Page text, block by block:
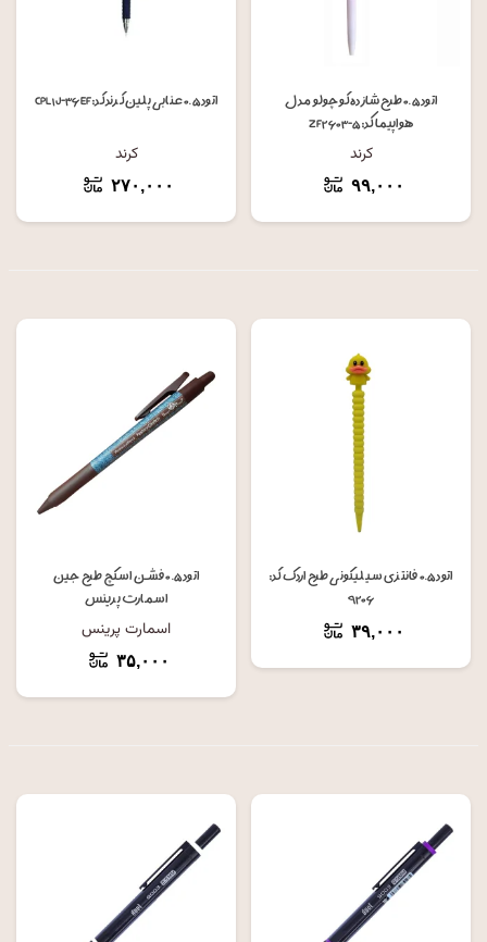
اتود ۰.۵ طرح شازده کوچولو مدل
هواپیما کد: ZF۲۶۰۳-۵
کرند
۹۹,۰۰۰
اتود ۰.۵ عنابی پلین کرند کد: CPL۱J-۳۶EF
کرند
۲۷۰,۰۰۰
اتود ۰.۵ فانتزی سیلیکونی طرح اردک کد:
۹۲۰۶
۳۹,۰۰۰
اتود ۰.۵ فشن اسکچ طرح جین
اسمارت پرینس
اسمارت پرینس
۳۵,۰۰۰